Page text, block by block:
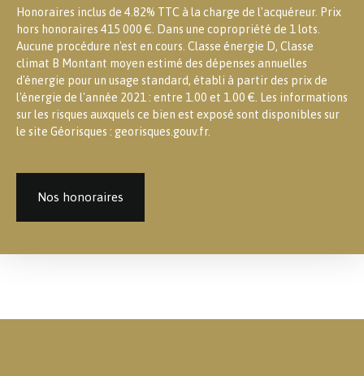
Honoraires inclus de 4.82% TTC à la charge de l'acquéreur. Prix
hors honoraires 415 000 €. Dans une copropriété de 1 lots.
Aucune procédure n'est en cours. Classe énergie D, Classe
climat B Montant moyen estimé des dépenses annuelles
d'énergie pour un usage standard, établi à partir des prix de
l'énergie de l'année 2021 : entre 1.00 et 1.00 €. Les informations
sur les risques auxquels ce bien est exposé sont disponibles sur
le site Géorisques : georisques.gouv.fr.
Nos honoraires